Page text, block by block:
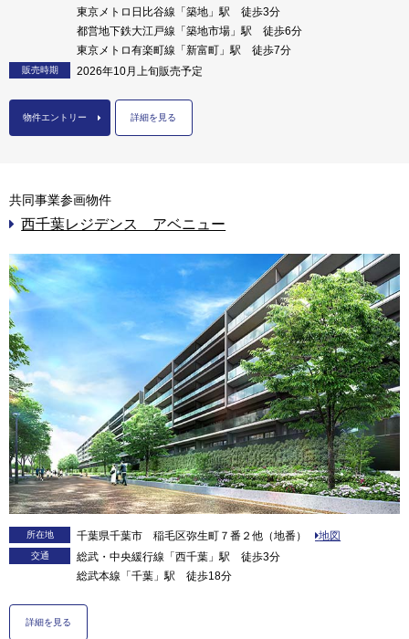
東京メトロ日比谷線「築地」駅 徒歩3分
都営地下鉄大江戸線「築地市場」駅 徒歩6分
東京メトロ有楽町線「新富町」駅 徒歩7分
販売時期 2026年10月上旬販売予定
物件エントリー 詳細を見る
共同事業参画物件
西千葉レジデンス アベニュー
所在地 千葉県千葉市 稲毛区弥生町７番２他（地番） 地図
交通
総武・中央緩行線「西千葉」駅 徒歩3分
総武本線「千葉」駅 徒歩18分
詳細を見る